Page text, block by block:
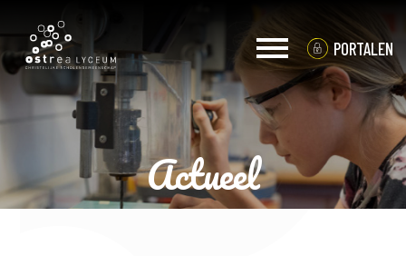
OVER OSTREA
PORTALEN
Actueel